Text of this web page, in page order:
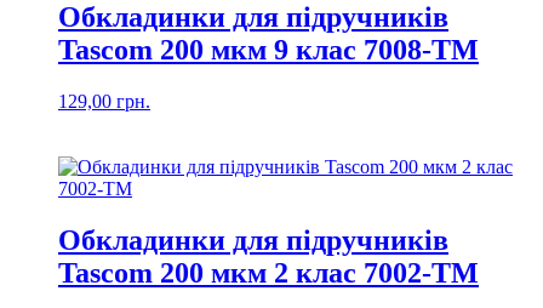
Обкладинки для підручників
Tascom 200 мкм 9 клас 7008-ТМ
129,00 грн.
Обкладинки для підручників
Tascom 200 мкм 2 клас 7002-ТМ